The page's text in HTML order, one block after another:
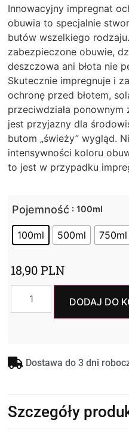
Innowacyjny impregnat
obuwia to specjalnie
butów wszelkiego
zabezpieczone obuwie,
deszczowa ani błota nie
Skutecznie impregnuje i
ochronę przed błotem,
przeciwdziała ponownym
jest przyjazny dla
butom „świeży” wygląd.
intensywności koloru
to jest w przypadku
Pojemność : 100ml
100ml 500ml 750ml
18,90PLN
DODAJ DO
Dostawa do 3 dni
Szczegóły